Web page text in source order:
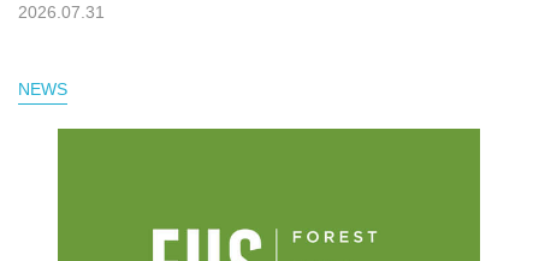
2026.07.31
NEWS